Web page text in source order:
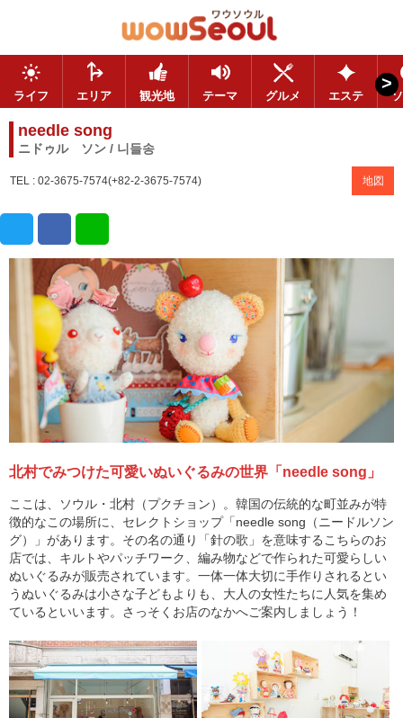
ライフ エリア 観光地 テーマ グルメ エステ
>
needle song
ニドゥル ソン / 니들송
TEL : 02-3675-7574(+82-2-3675-7574) 地図
北村でみつけた可愛いぬいぐるみの世界「needle song」
ここは、ソウル・北村（プクチョン）。韓国の伝統的な町並みが特
徴的なこの場所に、セレクトショップ「needle song（ニードルソン
グ）」があります。その名の通り「針の歌」を意味するこちらのお
店では、キルトやパッチワーク、編み物などで作られた可愛らしい
ぬいぐるみが販売されています。一体一体大切に手作りされるとい
うぬいぐるみは小さな子どもよりも、大人の女性たちに人気を集め
ているといいます。さっそくお店のなかへご案内しましょう！